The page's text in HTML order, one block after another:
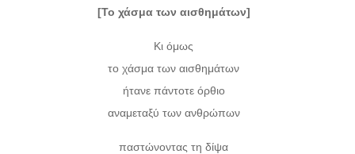
[Το χάσμα των αισθημάτων]
Κι όμως
το χάσμα των αισθημάτων
ήτανε πάντοτε όρθιο
αναμεταξύ των ανθρώπων
παστώνοντας τη δίψα